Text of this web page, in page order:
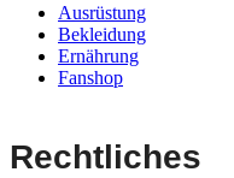
Ausrüstung
Bekleidung
Ernährung
Fanshop
Rechtliches